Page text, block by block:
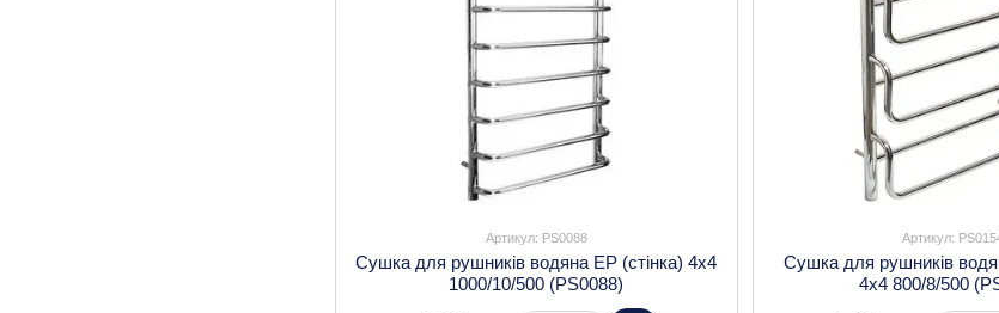
Артикул: PS0088
Сушка для рушників водяна EP (стінка) 4х4
1000/10/500 (PS0088)
Артикул:
Сушка для рушників
4х4 800/8/500